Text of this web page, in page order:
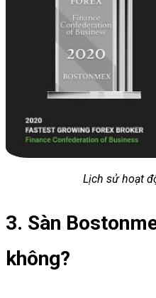
Lịch sử hoạt
3. Sàn
không?